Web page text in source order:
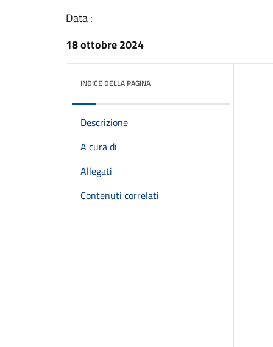
Data :
18 ottobre 2024
INDICE DELLA PAGINA
Descrizione
A cura di
Allegati
Contenuti correlati